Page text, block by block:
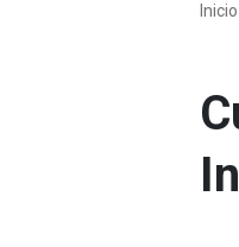
Inicio